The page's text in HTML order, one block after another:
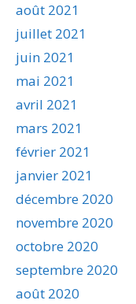
août 2021
juillet 2021
juin 2021
mai 2021
avril 2021
mars 2021
février 2021
janvier 2021
décembre 2020
novembre 2020
octobre 2020
septembre 2020
août 2020